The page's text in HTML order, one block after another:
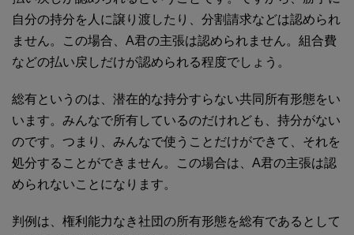
自分の持分を人に譲り渡したり、分割請求などは認められ
ません。この場合、A君の主張は認められません。組合費
などの払い戻しだけが認められる程度でしょう。
総有というのは、潜在的な持分すらない共同所有形態をい
います。みんなで所有しているのだけれども、持分がない
のです。つまり、みんなで使うことだけができて、それを
処分することができません。この場合は、A君の主張は認
められないことになります。
判例は、権利能力なき社団の所有形態を総有であるとして